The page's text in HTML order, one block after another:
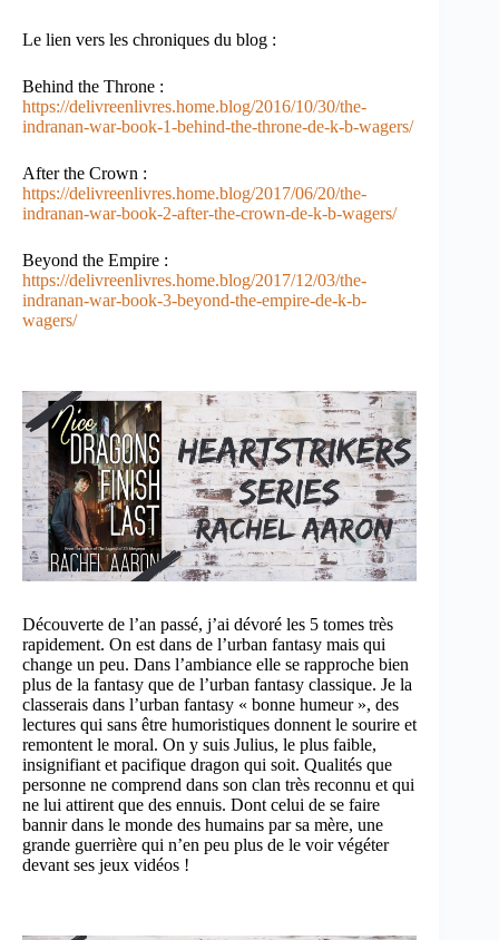
Le lien vers les chroniques du blog :
Behind the Throne :
https://delivreenlivres.home.blog/2016/10/30/the-
indranan-war-book-1-behind-the-throne-de-k-b-wagers/
After the Crown :
https://delivreenlivres.home.blog/2017/06/20/the-
indranan-war-book-2-after-the-crown-de-k-b-wagers/
Beyond the Empire :
https://delivreenlivres.home.blog/2017/12/03/the-
indranan-war-book-3-beyond-the-empire-de-k-b-
wagers/
Découverte de l’an passé, j’ai dévoré les 5 tomes très
rapidement. On est dans de l’urban fantasy mais qui
change un peu. Dans l’ambiance elle se rapproche bien
plus de la fantasy que de l’urban fantasy classique. Je la
classerais dans l’urban fantasy « bonne humeur », des
lectures qui sans être humoristiques donnent le sourire et
remontent le moral. On y suis Julius, le plus faible,
insignifiant et pacifique dragon qui soit. Qualités que
personne ne comprend dans son clan très reconnu et qui
ne lui attirent que des ennuis. Dont celui de se faire
bannir dans le monde des humains par sa mère, une
grande guerrière qui n’en peu plus de le voir végéter
devant ses jeux vidéos !